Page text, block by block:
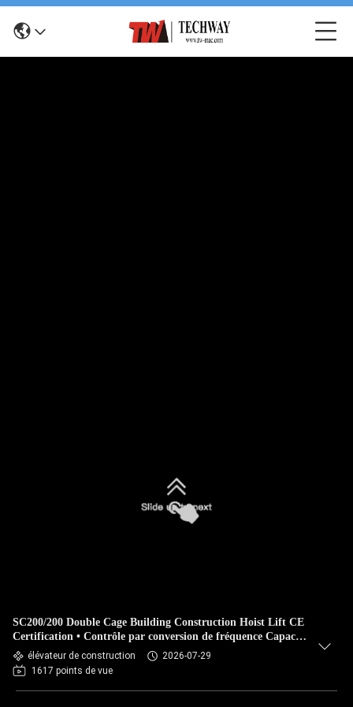
SC200/200 Double Cage Building Construction Hoist Lift CE
Certification • Contrôle par conversion de fréquence Capacité
de charge lourde
élévateur de construction
2026-07-29
1617 points de vue